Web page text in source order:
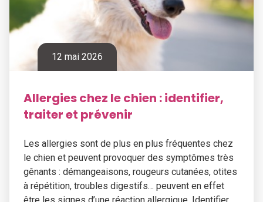
12 mai 2026
Allergies chez le chien : identifier,
traiter et prévenir
Les allergies sont de plus en plus fréquentes chez
le chien et peuvent provoquer des symptômes très
gênants : démangeaisons, rougeurs cutanées, otites
à répétition, troubles digestifs… peuvent en effet